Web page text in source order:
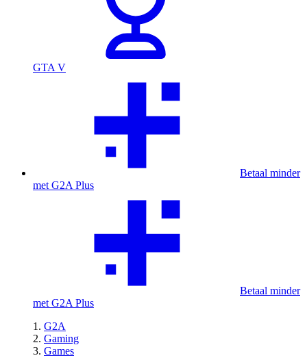
GTA V
Betaal minder
met G2A Plus
Betaal minder
met G2A Plus
G2A
Gaming
Games